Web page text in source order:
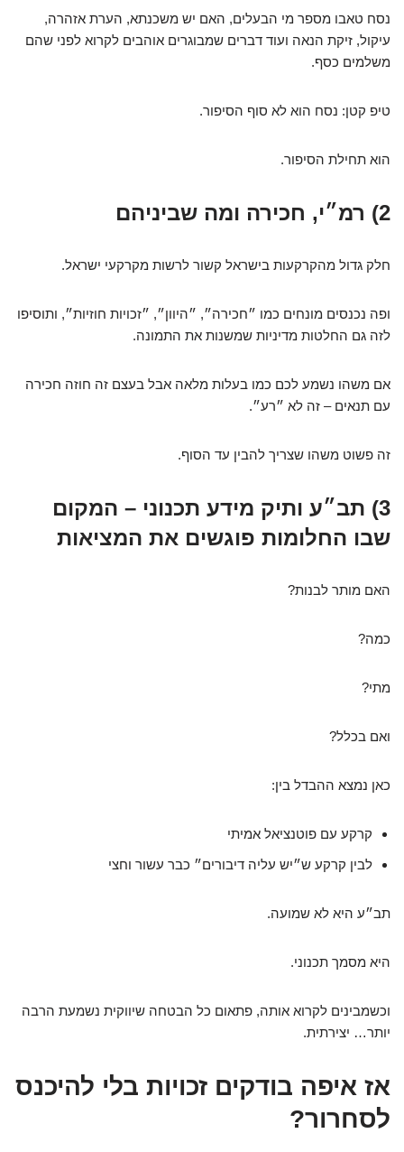
נסח טאבו מספר מי הבעלים, האם יש משכנתא, הערת אזהרה,
עיקול, זיקת הנאה ועוד דברים שמבוגרים אוהבים לקרוא לפני שהם
משלמים כסף.
טיפ קטן: נסח הוא לא סוף הסיפור.
הוא תחילת הסיפור.
2) רמ״י, חכירה ומה שביניהם
חלק גדול מהקרקעות בישראל קשור לרשות מקרקעי ישראל.
ופה נכנסים מונחים כמו ״חכירה״, ״היוון״, ״זכויות חוזיות״, ותוסיפו
לזה גם החלטות מדיניות שמשנות את התמונה.
אם משהו נשמע לכם כמו בעלות מלאה אבל בעצם זה חוזה חכירה
עם תנאים – זה לא ״רע״.
זה פשוט משהו שצריך להבין עד הסוף.
3) תב״ע ותיק מידע תכנוני – המקום
שבו החלומות פוגשים את המציאות
האם מותר לבנות?
כמה?
מתי?
ואם בכלל?
כאן נמצא ההבדל בין:
קרקע עם פוטנציאל אמיתי
לבין קרקע ש״יש עליה דיבורים״ כבר עשור וחצי
תב״ע היא לא שמועה.
היא מסמך תכנוני.
וכשמבינים לקרוא אותה, פתאום כל הבטחה שיווקית נשמעת הרבה
יותר… יצירתית.
אז איפה בודקים זכויות בלי להיכנס
לסחרור?